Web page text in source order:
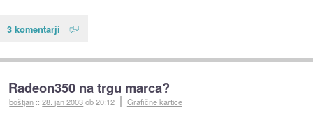
3 komentarji
Radeon350 na trgu marca?
boštjan ::28. jan 2003ob 20:12 Grafične kartice